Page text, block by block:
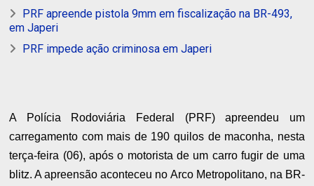
PRF apreende pistola 9mm em fiscalização na BR-493,
em Japeri
PRF impede ação criminosa em Japeri
A Polícia Rodoviária Federal (PRF) apreendeu um
carregamento com mais de 190 quilos de maconha, nesta
terça-feira (06), após o motorista de um carro fugir de uma
blitz. A apreensão aconteceu no Arco Metropolitano, na BR-